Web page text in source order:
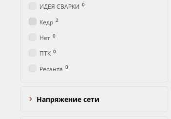
ИДЕЯ СВАРКИ 0
Кедр 2
Нет 0
ПТК 0
Ресанта 0
Напряжение сети